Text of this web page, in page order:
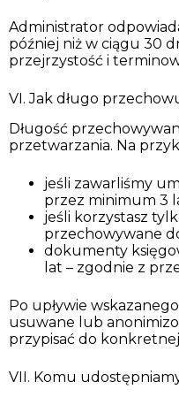
Administrator
później niż w ciągu 30
przejrzystość i
VI. Jak długo
Długość
przetwarzania. Na
jeśli zawarliśmy
przez minimum 3
jeśli korzystasz
przechowywane
dokumenty
lat – zgodnie z
Po upływie
usuwane lub
przypisać do konkretnej
VII. Komu